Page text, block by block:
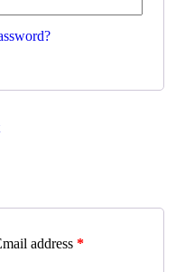
address *